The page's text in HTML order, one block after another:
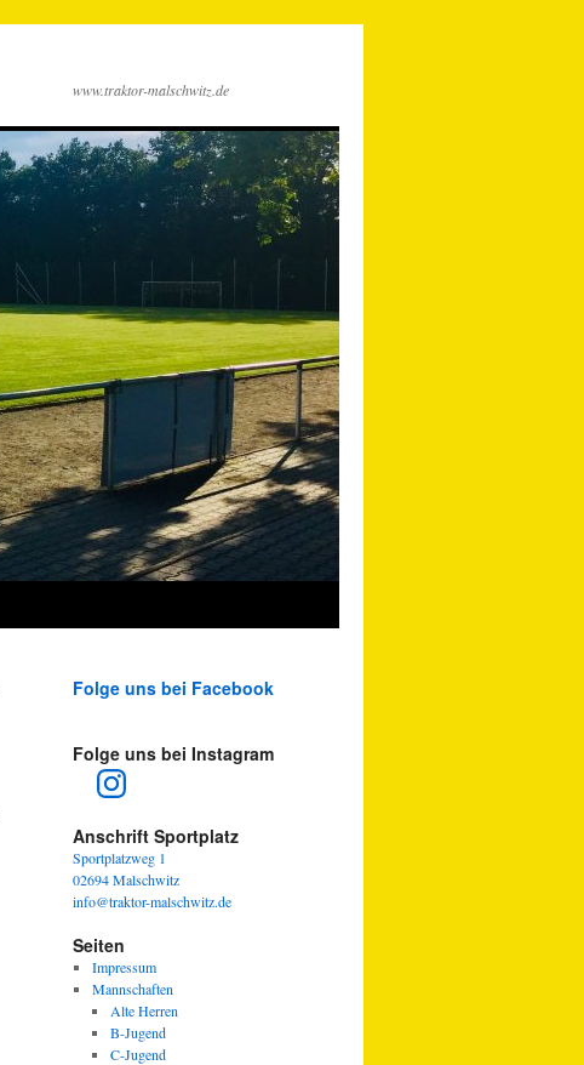
www.traktor-malschwitz.de
Folge uns bei Facebook
Folge uns bei Instagram
Instagram
Anschrift Sportplatz
Sportplatzweg 1
02694 Malschwitz
info@traktor-malschwitz.de
Seiten
Impressum
Mannschaften
Alte Herren
B-Jugend
C-Jugend